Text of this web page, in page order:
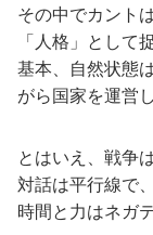
その中でカント
「人格」として
基本、自然状態
がら国家を運営
とはいえ、戦争
対話は平行線で
時間と力はネガ